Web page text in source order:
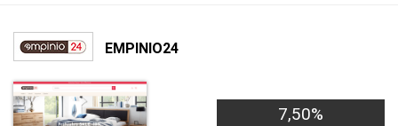
EMPINIO24
7,50%